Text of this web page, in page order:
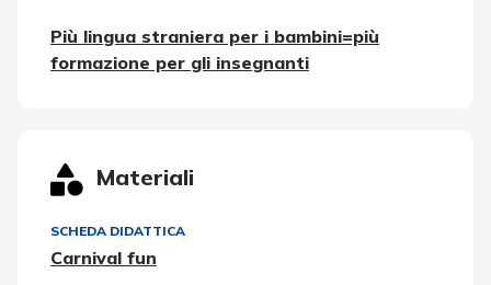
Più lingua straniera per i bambini=più
formazione per gli insegnanti
Materiali
SCHEDA DIDATTICA
Carnival fun